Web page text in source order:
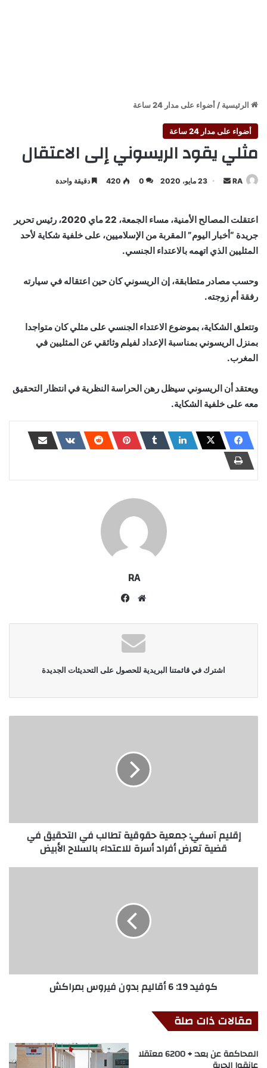
الرئيسية / أضواء على مدار 24 ساعة
أضواء على مدار 24 ساعة
مثلي يقود الريسوني إلى الاعتقال
RA
أرسل 23 مايو، 2020 0
420 دقيقة واحدة
اعتقلت المصالح الأمنية، مساء الجمعة، 22 ماي 2020، رئيس تحرير
جريدة “أخبار اليوم” المقربة من الإسلاميين، على خلفية شكاية لأحد
المثليين الذي اتهمه بالاعتداء الجنسي.
وحسب مصادر متطابقة، إن الريسوني كان حين اعتقاله في سيارته
رفقة أم زوجته.
وتتعلق الشكاية، بموضوع الاعتداء الجنسي على مثلي كان متواجدا
بمنزل الريسوني بمناسبة الإعداد لفيلم وثائقي عن المثليين في
المغرب.
ويعتقد أن الريسوني سيظل رهن الحراسة النظرية في انتظار التحقيق
معه على خلفية الشكاية.
RA
موقع
اشترك في قائمتنا البريدية للحصول على التحديثات الجديدة
إقليم آسفي: جمعية حقوقية تطالب في التحقيق في
قضية تعرض أفراد أسرة للاعتداء بالسلاح الأبيض
كوفيد 19: 6 أقاليم بدون فيروس بمراكش
مقالات ذات صلة
المحاكمة عن بعد: + 6200 معتقلا